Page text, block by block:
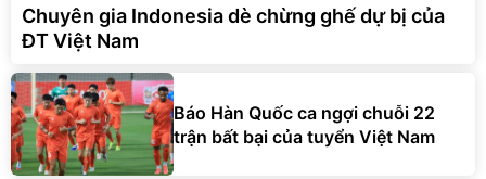
Chuyên gia Indonesia dè chừng ghế dự bị của
ĐT Việt Nam
Báo Hàn Quốc ca ngợi chuỗi 22
trận bất bại của tuyển Việt Nam